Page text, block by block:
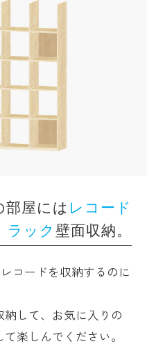
部屋には レコード
ラック 壁面収納。
コードを収納するのに
して、お気に入りの
楽しんでください。